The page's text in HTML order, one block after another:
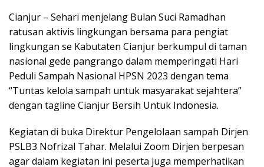
Cianjur – Sehari menjelang Bulan Suci Ramadhan
ratusan aktivis lingkungan bersama para pengiat
lingkungan se Kabutaten Cianjur berkumpul di taman
nasional gede pangrango dalam memperingati Hari
Peduli Sampah Nasional HPSN 2023 dengan tema
“Tuntas kelola sampah untuk masyarakat sejahtera”
dengan tagline Cianjur Bersih Untuk Indonesia.
Kegiatan di buka Direktur Pengelolaan sampah Dirjen
PSLB3 Nofrizal Tahar. Melalui Zoom Dirjen berpesan
agar dalam kegiatan ini peserta juga memperhatikan